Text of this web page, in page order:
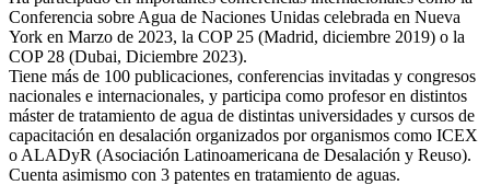
Conferencia sobre Agua de Naciones Unidas celebrada en Nueva
York en Marzo de 2023, la COP 25 (Madrid, diciembre 2019) o la
COP 28 (Dubai, Diciembre 2023).
Tiene más de 100 publicaciones, conferencias invitadas y congresos
nacionales e internacionales, y participa como profesor en distintos
máster de tratamiento de agua de distintas universidades y cursos de
capacitación en desalación organizados por organismos como ICEX
o ALADyR (Asociación Latinoamericana de Desalación y Reuso).
Cuenta asimismo con 3 patentes en tratamiento de aguas.